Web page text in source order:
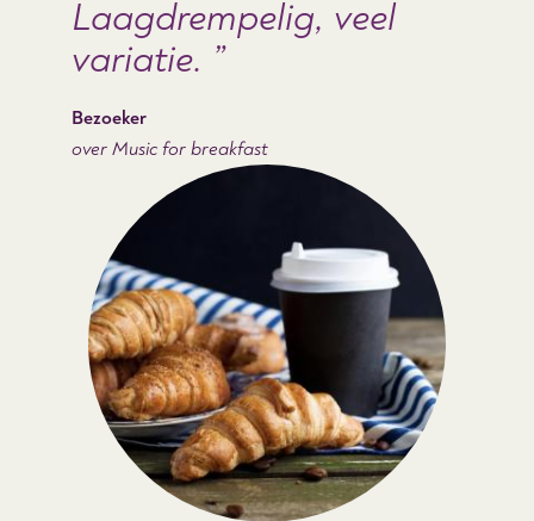
Laagdrempelig, veel
variatie.
Bezoeker
over Music for breakfast